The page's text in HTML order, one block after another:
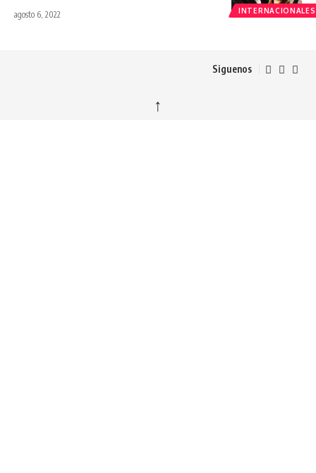
INTERNACIONALES
agosto 6, 2022
Siguenos
↑